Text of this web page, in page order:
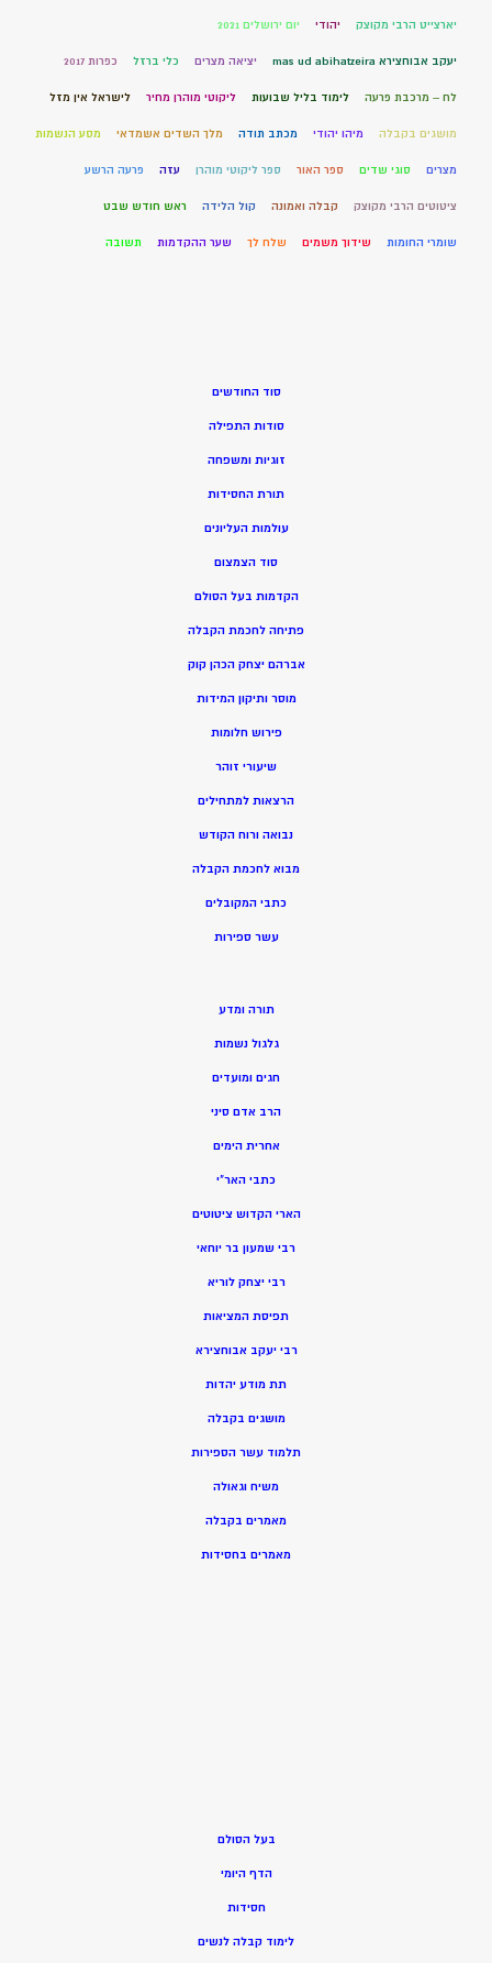
יארצייט הרבי מקוצק יהודי יום ירושלים 2021
יעקב אבוחצירא mas ud abihatzeira יציאה מצרים כלי ברזל כפרות 2017
לח – מרכבת פרעה לימוד בליל שבועות ליקוטי מוהרן מחיר לישראל אין מזל
מושגים בקבלה מיהו יהודי מכתב תודה מלך השדים אשמדאי מסע הנשמות
מצרים סוגי שדים ספר האור ספר ליקוטי מוהרן עזה פרעה הרשע
ציטוטים הרבי מקוצק קבלה ואמונה קול הלידה ראש חודש שבט
שומרי החומות שידוך משמים שלח לך שער ההקדמות תשובה
סוד החודשים
סודות התפילה
זוגיות ומשפחה
תורת החסידות
עולמות העליונים
סוד הצמצום
הקדמות בעל הסולם
פתיחה לחכמת הקבלה
אברהם יצחק הכהן קוק
מוסר ותיקון המידות
פירוש חלומות
שיעורי זוהר
הרצאות למתחילים
נבואה ורוח הקודש
מבוא לחכמת הקבלה
כתבי המקובלים
עשר ספירות
תורה ומדע
גלגול נשמות
חגים ומועדים
הרב אדם סיני
אחרית הימים
כתבי האר”י
הארי הקדוש ציטוטים
רבי שמעון בר יוחאי
רבי יצחק לוריא
תפיסת המציאות
רבי יעקב אבוחצירא
תת מודע יהדות
מושגים בקבלה
תלמוד עשר הספירות
משיח וגאולה
מאמרים בקבלה
מאמרים בחסידות
בעל הסולם
הדף היומי
חסידות
לימוד קבלה לנשים